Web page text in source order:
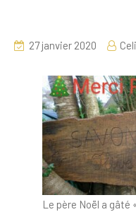
27 janvier 2020
Le père Noël a gâté